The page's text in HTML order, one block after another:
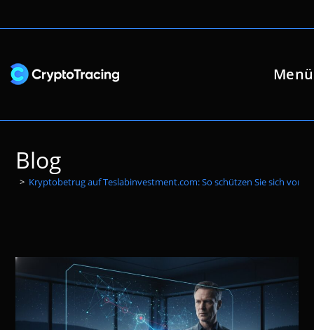
Inhalt
Menü
Blog
> Kryptobetrug auf Teslabinvestment.com: So schützen Sie sich vor